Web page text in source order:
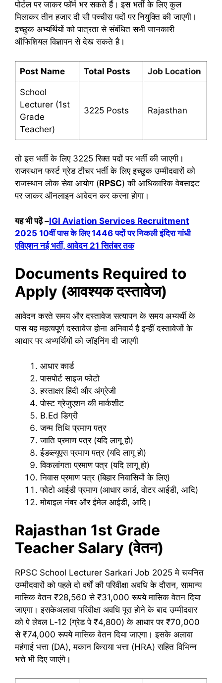
पोर्टल पर जाकर फॉर्म भर सकते हैं। इस भर्ती के लिए कुल
मिलाकर तीन हजार दौ सौ पच्चीस पदों पर नियुक्ति की जाएगी।
इच्छुक अभ्यर्थियों को पात्रता से संबंधित सभी जानकारी
ऑफिशियल विज्ञापन से देख सकते है।
Post Name Total Posts Job Location
School
Lecturer (1st
Grade
Teacher)
3225 Posts Rajasthan
तो इस भर्ती के लिए 3225 रिक्त पदों पर भर्ती की जाएगी।
राजस्थान फर्स्ट ग्रेड टीचर भर्ती के लिए इच्छुक उम्मीदवारों को
राजस्थान लोक सेवा आयोग (RPSC) की आधिकारिक वेबसाइट
पर जाकर ऑनलाइन आवेदन कर करना होगा।
यह भी पढ़ें –IGI Aviation Services Recruitment
2025 10वीं पास के लिए 1446 पदों पर निकली इंदिरा गांधी
एविएशन नई भर्ती, आवेदन 21 सितंबर तक
Documents Required to
Apply (आवश्यक दस्तावेज)
आवेदन करते समय और दस्तावेज सत्यापन के समय अभ्यर्थी के
पास यह महत्वपूर्ण दस्तावेज होना अनिवार्य है इन्हीं दस्तावेजों के
आधार पर अभ्यर्थियों को जॉइनिंग दी जाएगी
आधार कार्ड
पासपोर्ट साइज फोटो
हस्ताक्षर हिंदी और अंग्रेजी
पोस्ट ग्रेजुएशन की मार्कशीट
B.Ed डिग्री
जन्म तिथि प्रमाण पत्र
जाति प्रमाण पत्र (यदि लागू हो)
ईडब्ल्यूएस प्रमाण पत्र (यदि लागू हो)
विकलांगता प्रमाण पत्र (यदि लागू हो)
निवास प्रमाण पत्र (बिहार निवासियों के लिए)
फोटो आईडी प्रमाण (आधार कार्ड, वोटर आईडी, आदि)
मोबाइल नंबर और ईमेल आईडी, आदि।
Rajasthan 1st Grade
Teacher Salary (वेतन)
RPSC School Lecturer Sarkari Job 2025 मे चयनित
उम्मीदवारों को पहले दो वर्षों की परिवीक्षा अवधि के दौरान, सामान्य
मासिक वेतन ₹28,560 से ₹31,000 रूपये मासिक वेतन दिया
जाएगा। इसकेअलावा परिवीक्षा अवधि पूरा होने के बाद उम्मीदवार
को पे लेवल L‑12 (ग्रेड पे ₹4,800) के आधार पर ₹70,000
से ₹74,000 रूपये मासिक वेतन दिया जाएगा। इसके अलावा
महंगाई भत्ता (DA), मकान किराया भत्ता (HRA) सहित विभिन्न
भत्ते भी दिए जाएंगे।